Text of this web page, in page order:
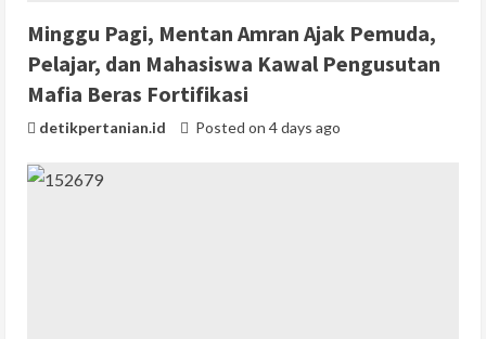
Minggu Pagi, Mentan Amran Ajak Pemuda,
Pelajar, dan Mahasiswa Kawal Pengusutan
Mafia Beras Fortifikasi
detikpertanian.id Posted on 4 days ago